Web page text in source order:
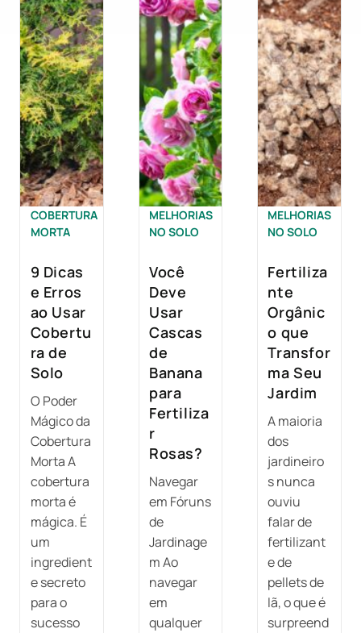
COBERTURA
MORTA
9 Dicas
e Erros
ao Usar
Cobertu
ra de
Solo
O Poder
Mágico da
Cobertura
Morta A
cobertura
morta é
mágica. É
um
ingredient
e secreto
para o
sucesso
MELHORIAS
NO SOLO
Você
Deve
Usar
Cascas
de
Banana
para
Fertiliza
r
Rosas?
Navegar
em Fóruns
de
Jardinage
m Ao
navegar
em
qualquer
MELHORIAS
NO SOLO
Fertiliza
nte
Orgânic
o que
Transfor
ma Seu
Jardim
A maioria
dos
jardineiro
s nunca
ouviu
falar de
fertilizant
e de
pellets de
lã, o que é
surpreend